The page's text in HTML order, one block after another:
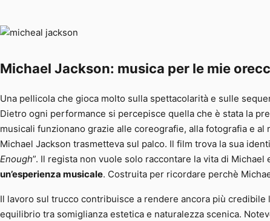
Michael Jackson: musica per le mie
Una pellicola che gioca molto sulla spettacolarità e sulle
Dietro ogni performance si percepisce quella che è stata la
musicali funzionano grazie alle coreografie, alla fotografia e
Michael Jackson trasmetteva sul palco. Il film trova la sua
Enough”. Il regista non vuole solo raccontare la vita di
un’esperienza musicale. Costruita per ricordare perchè
Il lavoro sul trucco contribuisce a rendere ancora più
equilibrio tra somiglianza estetica e naturalezza scenica.